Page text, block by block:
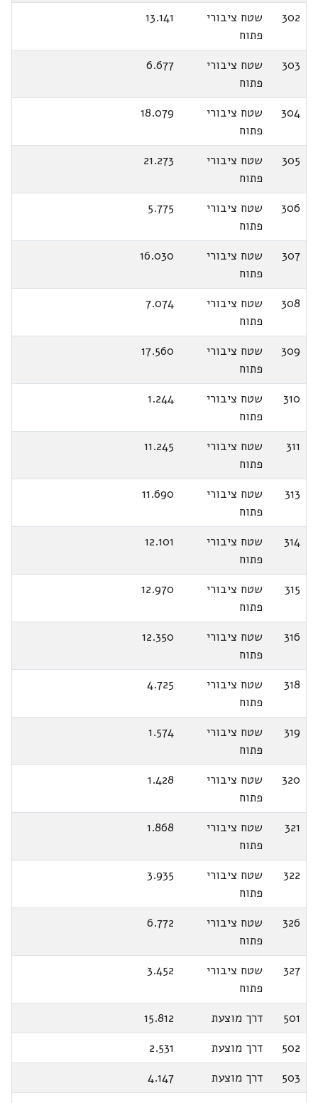
302
שטח ציבורי
פתוח
13.141
303
שטח ציבורי
פתוח
6.677
304
שטח ציבורי
פתוח
18.079
305
שטח ציבורי
פתוח
21.273
306
שטח ציבורי
פתוח
5.775
307
שטח ציבורי
פתוח
16.030
308
שטח ציבורי
פתוח
7.074
309
שטח ציבורי
פתוח
17.560
310
שטח ציבורי
פתוח
1.244
311
שטח ציבורי
פתוח
11.245
313
שטח ציבורי
פתוח
11.690
314
שטח ציבורי
פתוח
12.101
315
שטח ציבורי
פתוח
12.970
316
שטח ציבורי
פתוח
12.350
318
שטח ציבורי
פתוח
4.725
319
שטח ציבורי
פתוח
1.574
320
שטח ציבורי
פתוח
1.428
321
שטח ציבורי
פתוח
1.868
322
שטח ציבורי
פתוח
3.935
326
שטח ציבורי
פתוח
6.772
327
שטח ציבורי
פתוח
3.452
501 דרך מוצעת
15.812
502
דרך מוצעת
2.531
503
דרך מוצעת
4.147